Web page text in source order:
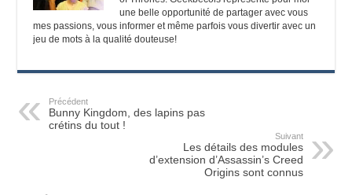
une belle opportunité de partager avec vous
mes passions, vous informer et même parfois vous divertir avec un
jeu de mots à la qualité douteuse!
Précédent
Bunny Kingdom, des lapins pas
crétins du tout !
Suivant
Les détails des modules
d’extension d’Assassin’s Creed
Origins sont connus